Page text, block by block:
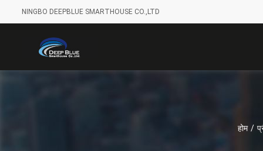
NINGBO DEEPBLUE SMARTHOUSE CO.,LTD
होम /